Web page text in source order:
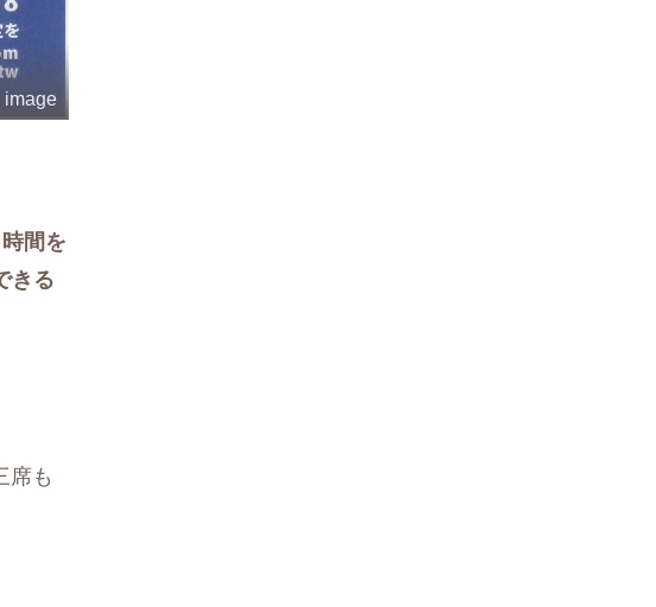
image
間を
きる
席も